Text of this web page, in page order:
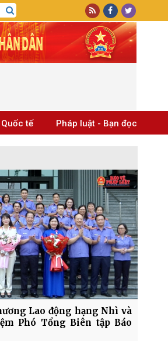
Quốc tế Pháp luật - Bạn đọc
Lao động hạng Nhì và
Phó Tổng Biên tập Báo